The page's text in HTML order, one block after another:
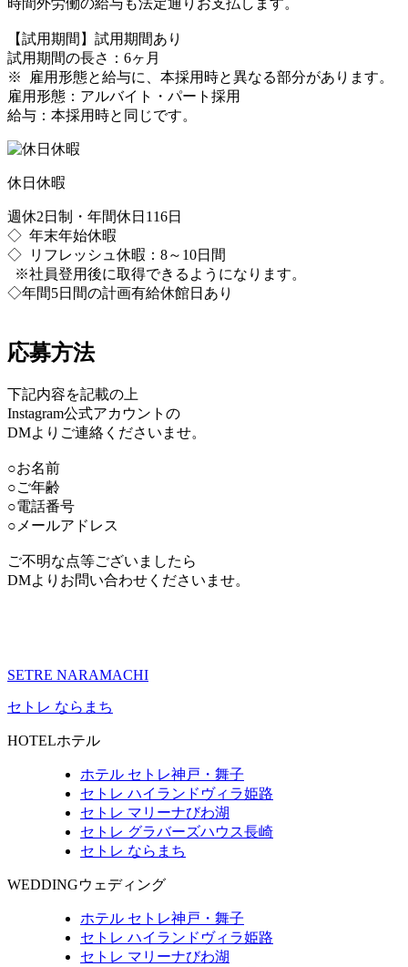
時間外労働の給与も法定通りお支払します。
【試用期間】試用期間あり
試用期間の長さ：6ヶ月
※ 雇用形態と給与に、本採用時と異なる部分があります。
雇用形態：アルバイト・パート採用
給与：本採用時と同じです。
休日休暇
週休2日制・年間休日116日
◇ 年末年始休暇
◇ リフレッシュ休暇：8～10日間
※社員登用後に取得できるようになります。
◇年間5日間の計画有給休館日あり
応募方法
下記内容を記載の上
Instagram公式アカウントの
DMよりご連絡くださいませ。
○お名前
○ご年齢
○電話番号
○メールアドレス
ご不明な点等ございましたら
DMよりお問い合わせくださいませ。
SETRE NARAMACHI
セトレ ならまち
HOTELホテル
ホテル セトレ神戸・舞子
セトレ ハイランドヴィラ姫路
セトレ マリーナびわ湖
セトレ グラバーズハウス長崎
セトレ ならまち
WEDDINGウェディング
ホテル セトレ神戸・舞子
セトレ ハイランドヴィラ姫路
セトレ マリーナびわ湖